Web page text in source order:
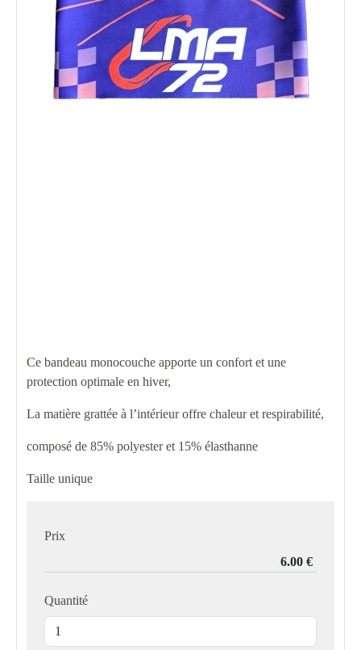
Ce bandeau monocouche apporte un confort et une
protection optimale en hiver,
La matière grattée à l’intérieur offre chaleur et respirabilité,
composé de 85% polyester et 15% élasthanne
Taille unique
Prix
Quantité